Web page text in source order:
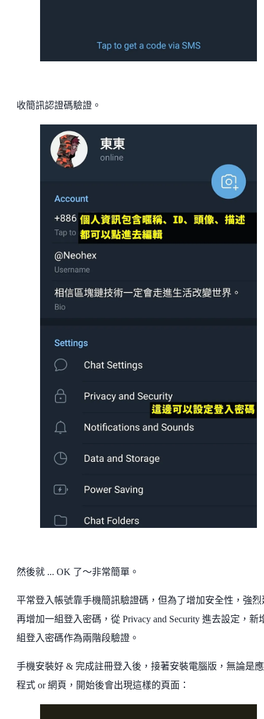
收簡訊認證碼驗證。
然後就 ... OK 了～非常簡單。
平常登入帳號靠手機簡訊驗證碼，但為了增加安全性，強烈
再增加一組登入密碼，從 Privacy and Security 進去設定，新
組登入密碼作為兩階段驗證。
手機安裝好 & 完成註冊登入後，接著安裝電腦版，無論是
程式 or 網頁，開始後會出現這樣的頁面：